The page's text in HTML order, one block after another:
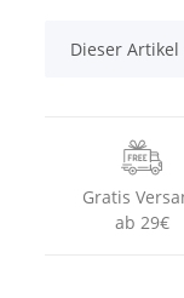
x
Dieser
Gratis
ab 29€